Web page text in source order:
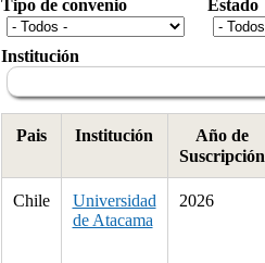
Tipo de convenio Estado
Institución
Pais Institución
Año de
Suscripción
Chile
Universidad
de Atacama
2026